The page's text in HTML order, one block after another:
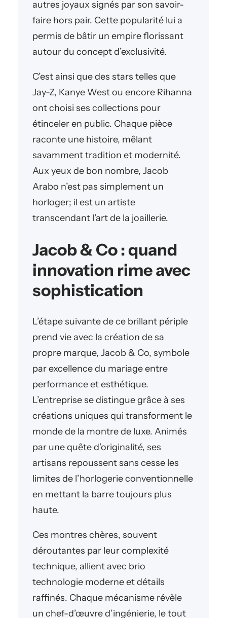
autres joyaux signés par son savoir-
faire hors pair. Cette popularité lui a
permis de bâtir un empire florissant
autour du concept d’exclusivité.
C’est ainsi que des stars telles que
Jay-Z, Kanye West ou encore Rihanna
ont choisi ses collections pour
étinceler en public. Chaque pièce
raconte une histoire, mêlant
savamment tradition et modernité.
Aux yeux de bon nombre, Jacob
Arabo n’est pas simplement un
horloger; il est un artiste
transcendant l’art de la joaillerie.
Jacob & Co : quand
innovation rime avec
sophistication
L’étape suivante de ce brillant périple
prend vie avec la création de sa
propre marque, Jacob & Co, symbole
par excellence du mariage entre
performance et esthétique.
L’entreprise se distingue grâce à ses
créations uniques qui transforment le
monde de la montre de luxe. Animés
par une quête d’originalité, ses
artisans repoussent sans cesse les
limites de l’horlogerie conventionnelle
en mettant la barre toujours plus
haute.
Ces montres chères, souvent
déroutantes par leur complexité
technique, allient avec brio
technologie moderne et détails
raffinés. Chaque mécanisme révèle
un chef-d’œuvre d’ingénierie, le tout